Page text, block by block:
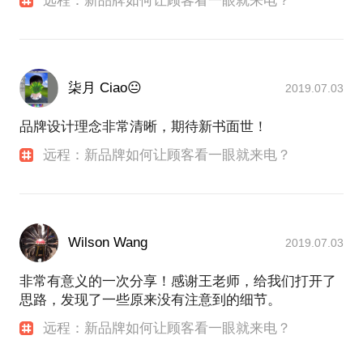
柒月 Ciao😐 2019.07.03
品牌设计理念非常清晰，期待新书面世！
远程：新品牌如何让顾客看一眼就来电？
Wilson Wang 2019.07.03
非常有意义的一次分享！感谢王老师，给我们打开了
思路，发现了一些原来没有注意到的细节。
远程：新品牌如何让顾客看一眼就来电？